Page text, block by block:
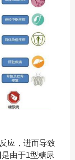
应，进而导致
由于1型糖尿